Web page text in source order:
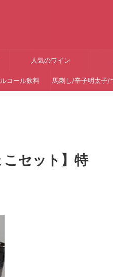
人気のワイン
コール飲料 馬刺し/辛子明太子/
こセット】特